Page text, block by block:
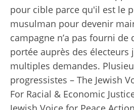
pour cible parce qu'il est le
musulman pour devenir
campagne n’a pas fourni de
portée auprès des électeurs
multiples demandes.
progressistes – The Jewish
For Racial & Economic